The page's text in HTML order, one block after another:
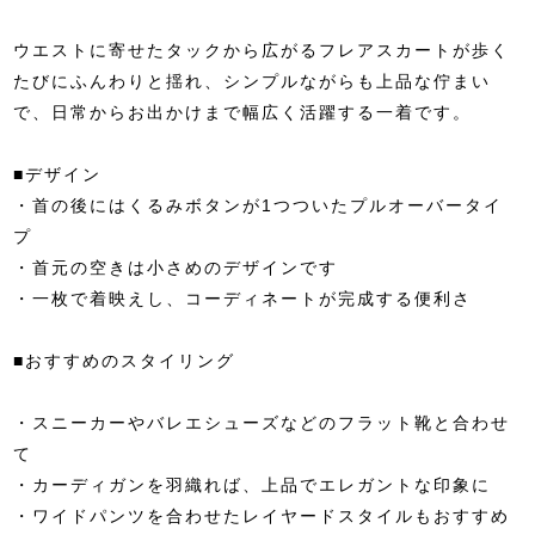
ウエストに寄せたタックから広がるフレアスカートが歩く
たびにふんわりと揺れ、シンプルながらも上品な佇まい
で、日常からお出かけまで幅広く活躍する一着です。
■デザイン
・首の後にはくるみボタンが1つついたプルオーバータイ
プ
・首元の空きは小さめのデザインです
・一枚で着映えし、コーディネートが完成する便利さ
■おすすめのスタイリング
・スニーカーやバレエシューズなどのフラット靴と合わせ
て
・カーディガンを羽織れば、上品でエレガントな印象に
・ワイドパンツを合わせたレイヤードスタイルもおすすめ